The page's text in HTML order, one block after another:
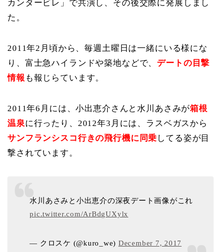
カンタービレ」で共演し、その後交際に発展しまし
た。
2011年2月頃から、毎週土曜日は一緒にいる様にな
り、富士急ハイランドや築地などで、 デートの目撃
情報 も報じらています。
2011年6月には、小出恵介さんと水川あさみが箱根
温泉に行ったり、2012年3月には、ラスベガスから
サンフランシスコ行きの飛行機に同乗 してる姿が目
撃されています。
水川あさみと小出恵介の深夜デート画像がこれ
pic.twitter.com/ArBdgUXylx
— クロスケ (@kuro_we) December 7, 2017